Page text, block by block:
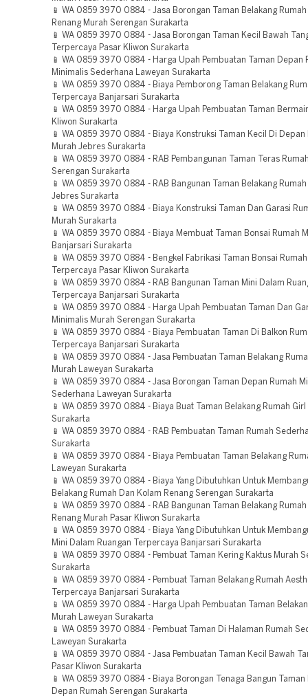
📱 WA 0859 3970 0884 - Jasa Borongan Taman Belakang
Renang Murah Serengan Surakarta
📱 WA 0859 3970 0884 - Jasa Borongan Taman Kecil Bawah
Terpercaya Pasar Kliwon Surakarta
📱 WA 0859 3970 0884 - Harga Upah Pembuatan Taman Depan
Minimalis Sederhana Laweyan Surakarta
📱 WA 0859 3970 0884 - Biaya Pemborong Taman Belakang
Terpercaya Banjarsari Surakarta
📱 WA 0859 3970 0884 - Harga Upah Pembuatan Taman
Kliwon Surakarta
📱 WA 0859 3970 0884 - Biaya Konstruksi Taman Kecil Di Depan
Murah Jebres Surakarta
📱 WA 0859 3970 0884 - RAB Pembangunan Taman Teras
Serengan Surakarta
📱 WA 0859 3970 0884 - RAB Bangunan Taman Belakang
Jebres Surakarta
📱 WA 0859 3970 0884 - Biaya Konstruksi Taman Dan Garasi
Murah Surakarta
📱 WA 0859 3970 0884 - Biaya Membuat Taman Bonsai Rumah
Banjarsari Surakarta
📱 WA 0859 3970 0884 - Bengkel Fabrikasi Taman Bonsai
Terpercaya Pasar Kliwon Surakarta
📱 WA 0859 3970 0884 - RAB Bangunan Taman Mini Dalam
Terpercaya Banjarsari Surakarta
📱 WA 0859 3970 0884 - Harga Upah Pembuatan Taman Dan
Minimalis Murah Serengan Surakarta
📱 WA 0859 3970 0884 - Biaya Pembuatan Taman Di Balkon
Terpercaya Banjarsari Surakarta
📱 WA 0859 3970 0884 - Jasa Pembuatan Taman Belakang
Murah Laweyan Surakarta
📱 WA 0859 3970 0884 - Jasa Borongan Taman Depan Rumah
Sederhana Laweyan Surakarta
📱 WA 0859 3970 0884 - Biaya Buat Taman Belakang Rumah Girl
Surakarta
📱 WA 0859 3970 0884 - RAB Pembuatan Taman Rumah
Surakarta
📱 WA 0859 3970 0884 - Biaya Pembuatan Taman Belakang
Laweyan Surakarta
📱 WA 0859 3970 0884 - Biaya Yang Dibutuhkan Untuk
Belakang Rumah Dan Kolam Renang Serengan Surakarta
📱 WA 0859 3970 0884 - RAB Bangunan Taman Belakang
Renang Murah Pasar Kliwon Surakarta
📱 WA 0859 3970 0884 - Biaya Yang Dibutuhkan Untuk
Mini Dalam Ruangan Terpercaya Banjarsari Surakarta
📱 WA 0859 3970 0884 - Pembuat Taman Kering Kaktus Murah
Surakarta
📱 WA 0859 3970 0884 - Pembuat Taman Belakang Rumah
Terpercaya Banjarsari Surakarta
📱 WA 0859 3970 0884 - Harga Upah Pembuatan Taman
Murah Laweyan Surakarta
📱 WA 0859 3970 0884 - Pembuat Taman Di Halaman Rumah
Laweyan Surakarta
📱 WA 0859 3970 0884 - Jasa Pembuatan Taman Kecil Bawah
Pasar Kliwon Surakarta
📱 WA 0859 3970 0884 - Biaya Borongan Tenaga Bangun Taman
Depan Rumah Serengan Surakarta